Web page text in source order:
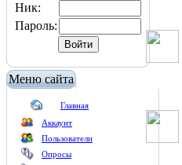
Ник:
Пароль:
Меню сайта
Главная
Аккаунт
Пользователи
Опросы